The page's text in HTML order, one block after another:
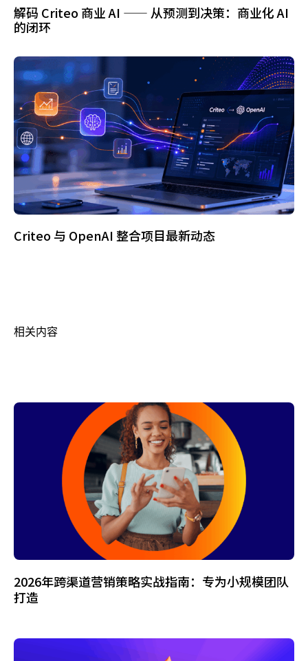
解码 Criteo 商业 AI —— 从预测到决策：商业化 AI
的闭环
Criteo 与 OpenAI 整合项目最新动态
相关内容
2026年跨渠道营销策略实战指南：专为小规模团队
打造